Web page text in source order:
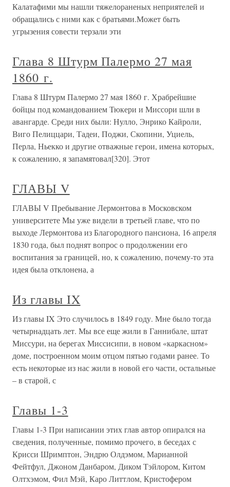
Калатафими мы нашли тяжелораненых неприятелей и
обращались с ними как с братьями.Может быть
угрызения совести терзали эти
Глава 8 Штурм Палермо 27 мая
1860 г.
Глава 8 Штурм Палермо 27 мая 1860 г. Храбрейшие
бойцы под командованием Тюкери и Миссори шли в
авангарде. Среди них были: Нулло, Энрико Кайроли,
Виго Пелиццари, Тадеи, Поджи, Скопини, Уциель,
Перла, Ньекко и другие отважные герои, имена которых,
к сожалению, я запамятовал[320]. Этот
ГЛАВЫ V
ГЛАВЫ V Пребывание Лермонтова в Московском
университете Мы уже видели в третьей главе, что по
выходе Лермонтова из Благородного пансиона, 16 апреля
1830 года, был поднят вопрос о продолжении его
воспитания за границей, но, к сожалению, почему-то эта
идея была отклонена, а
Из главы IX
Из главы IX Это случилось в 1849 году. Мне было тогда
четырнадцать лет. Мы все еще жили в Ганнибале, штат
Миссури, на берегах Миссисипи, в новом «каркасном»
доме, построенном моим отцом пятью годами ранее. То
есть некоторые из нас жили в новой его части, остальные
– в старой, с
Главы 1-3
Главы 1-3 При написании этих глав автор опирался на
сведения, полученные, помимо прочего, в беседах с
Крисси Шримптон, Эндрю Олдэмом, Марианной
Фейтфул, Джоном Данбаром, Диком Тэйлором, Китом
Олтхэмом, Фил Мэй, Каро Литтлом, Кристофером